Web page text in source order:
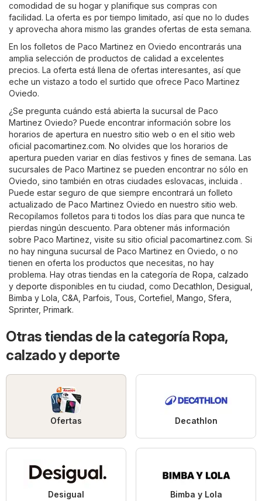
comodidad de su hogar y planifique sus compras con
facilidad. La oferta es por tiempo limitado, así que no lo dudes
y aprovecha ahora mismo las grandes ofertas de esta semana.
En los folletos de Paco Martinez en Oviedo encontrarás una
amplia selección de productos de calidad a excelentes
precios. La oferta está llena de ofertas interesantes, así que
eche un vistazo a todo el surtido que ofrece Paco Martinez
Oviedo.
¿Se pregunta cuándo está abierta la sucursal de Paco
Martinez Oviedo? Puede encontrar información sobre los
horarios de apertura en nuestro sitio web o en el sitio web
oficial pacomartinez.com. No olvides que los horarios de
apertura pueden variar en días festivos y fines de semana. Las
sucursales de Paco Martinez se pueden encontrar no sólo en
Oviedo, sino también en otras ciudades eslovacas, incluida .
Puede estar seguro de que siempre encontrará un folleto
actualizado de Paco Martinez Oviedo en nuestro sitio web.
Recopilamos folletos para ti todos los días para que nunca te
pierdas ningún descuento. Para obtener más información
sobre Paco Martinez, visite su sitio oficial pacomartinez.com. Si
no hay ninguna sucursal de Paco Martinez en Oviedo, o no
tienen en oferta los productos que necesitas, no hay
problema. Hay otras tiendas en la categoría de Ropa, calzado
y deporte disponibles en tu ciudad, como Decathlon Desigual
Bimba y Lola C&A Parfois Tous Cortefiel Mango Sfera
Sprinter, Primark.
Otras tiendas de la categoría Ropa,
calzado y deporte
Ofertas Decathlon
Desigual Bimba y Lola